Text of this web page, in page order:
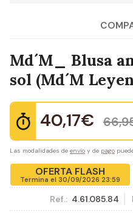
Md´M_ Blusa
sol (Md´M
40,17€
Las modalidades de envío y de pago
OFERTA FLASH
Termina el 30/09/2026 23:59
Ref.: 4.61.085.84